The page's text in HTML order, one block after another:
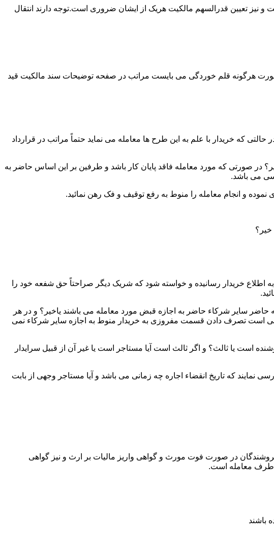
نیز تعیین قدرالسهم مالکیت هریک از ایشان ضروری است.توجه دارند انتقال
هرگونه قلم خوردگی می بایست مراتب در صفحه توضیحات سند مالکیت قید
که خریدار با علم به این طرح ها معامله می نماید حتماً مراتب در قرارداد
در صورتی که مورد معامله فاقد پایان کار باشد و طرفین بر این اساس حاضر به
می باشد.
اطلاع خریدار رسانیده و خواسته شود که شریک دیگر صراحتاً حق شفعه خود را
سایر شرکاء حاضر به اجازه قبض مورد معامله می باشند یاخیر؟ و در هر
است تصرف دادن قسمت مفروزی به خریدار منوط به اجازه سایر شرکاء نمی
است یا ثالث؟ و اگر ثالث است آیا مستاجر است یا غیر آن از قبیل سرایدار
نمایند که تاریخ انقضاء اجاره چه زمانی می باشد و آیا مستاجر وجهی از بابت
در صورت فوت مورث و گواهی واریز مالیات بر ارث و نیز گواهی
طرف معامله است.
باشند